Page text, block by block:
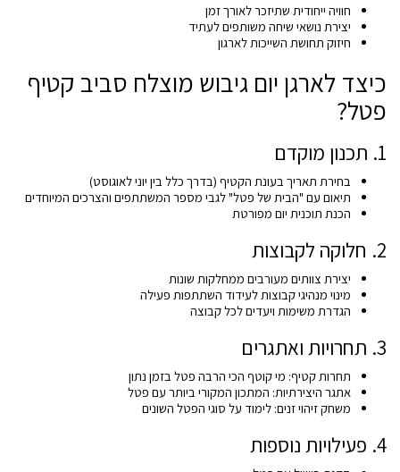
חוויה ייחודית שתיזכר לאורך זמן
יצירת נושאי שיחה משותפים לעתיד
חיזוק תחושת השייכות לארגון
כיצד לארגן יום גיבוש מוצלח סביב קטיף
פטל?
1. תכנון מוקדם
בחירת תאריך בעונת הקטיף (בדרך כלל בין יוני לאוגוסט)
תיאום עם "הבית של פטל" לגבי מספר המשתתפים והצרכים המיוחדים
הכנת תוכנית יום מפורטת
2. חלוקה לקבוצות
יצירת צוותים מעורבים ממחלקות שונות
מינוי מנהיגי קבוצות לעידוד השתתפות פעילה
הגדרת משימות ויעדים לכל קבוצה
3. תחרויות ואתגרים
תחרות קטיף: מי קוטף הכי הרבה פטל בזמן נתון
אתגר היצירתיות: המתכון המקורי ביותר עם פטל
משחק זיהוי זנים: לימוד על סוגי הפטל השונים
4. פעילויות נוספות